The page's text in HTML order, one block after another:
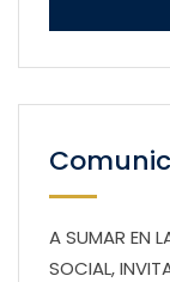
A SUMAR EN
SOCIAL,